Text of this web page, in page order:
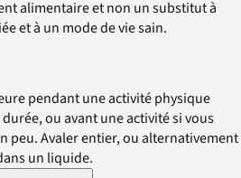
alimentaire et non un substitut à
et à un mode de vie sain.
pendant une activité physique
ou avant une activité si vous
peu. Avaler entier, ou alternativement
un liquide.